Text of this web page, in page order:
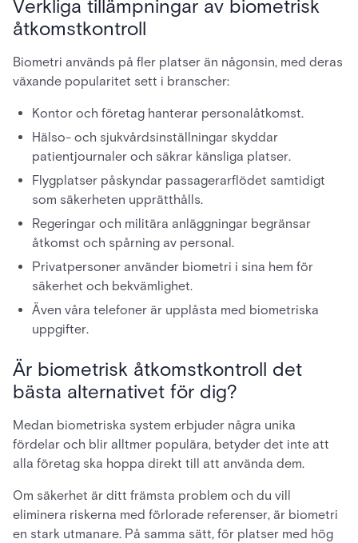
Verkliga tillämpningar av biometrisk
åtkomstkontroll
Biometri används på fler platser än någonsin, med deras
växande popularitet sett i branscher:
Kontor och företag hanterar personalåtkomst.
Hälso- och sjukvårdsinställningar skyddar
patientjournaler och säkrar känsliga platser.
Flygplatser påskyndar passagerarflödet samtidigt
som säkerheten upprätthålls.
Regeringar och militära anläggningar begränsar
åtkomst och spårning av personal.
Privatpersoner använder biometri i sina hem för
säkerhet och bekvämlighet.
Även våra telefoner är upplåsta med biometriska
uppgifter.
Är biometrisk åtkomstkontroll det
bästa alternativet för dig?
Medan biometriska system erbjuder några unika
fördelar och blir alltmer populära, betyder det inte att
alla företag ska hoppa direkt till att använda dem.
Om säkerhet är ditt främsta problem och du vill
eliminera riskerna med förlorade referenser, är biometri
en stark utmanare. På samma sätt, för platser med hög